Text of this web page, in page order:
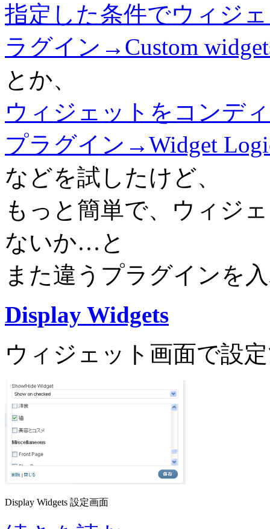
指定した条件でウィジ
ラグイン→Custom
とか、
ウィジェットをコンデ
プラグイン→Widget
などを試したけど、
もっと簡単で、ウィジ
ないか…と
また違うプラグインを
Display Widgets
ウィジェット画面で設
Display Widgets 設定画面